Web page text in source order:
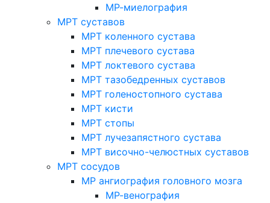
МР-миелография
МРТ суставов
МРТ коленного сустава
МРТ плечевого сустава
МРТ локтевого сустава
МРТ тазобедренных суставов
МРТ голеностопного сустава
МРТ кисти
МРТ стопы
МРТ лучезапястного сустава
МРТ височно-челюстных суставов
МРТ сосудов
МР ангиография головного мозга
МР-венография